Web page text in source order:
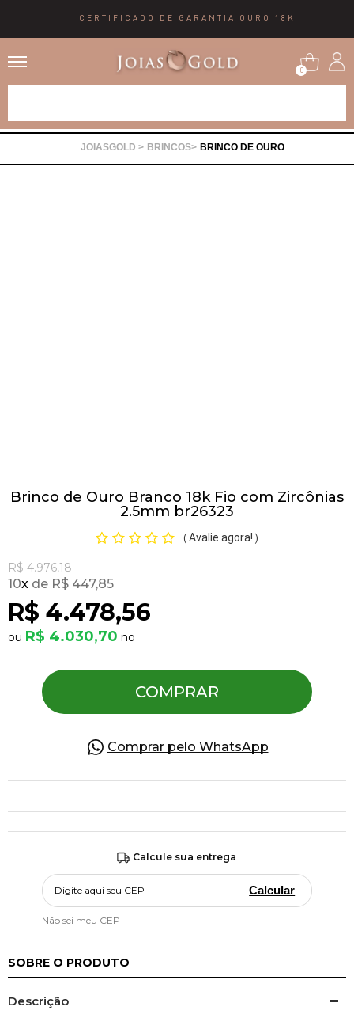
CERTIFICADO DE GARANTIA OURO 18K
0
BRINCOS BRINCO DE OURO
Brinco de Ouro Branco 18k Fio com Zircônias
2.5mm br26323
( Avalie agora! )
R$ 4.976,18
R$ 4.478,56
10x R$ 447,85
R$ 4.030,70
COMPRAR
Comprar pelo WhatsApp
Calcule sua entrega
Calcular
Não sei meu CEP
SOBRE O PRODUTO
Descrição
Pedras Preciosas
OFERTAS